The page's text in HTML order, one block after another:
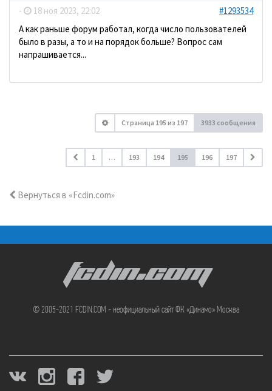
- 18 ноя 2023, 22:02
#1293534
А как раньше форум работал, когда число пользователей
было в разы, а то и на порядок больше? Вопрос сам
напрашивается...
Страница 195 из 197 3933 сообщения
1 … 193 194 195 196 197
Вернуться в «Fcdin.com»
FCDIN.COM
© 2005-2021 FCDIN.COM - неофициальный сайт ФК «Динамо» Москва